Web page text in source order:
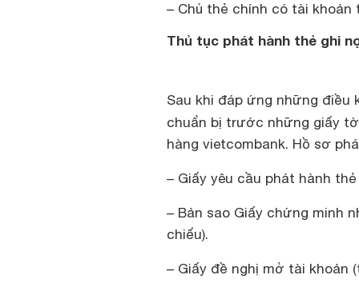
– Chủ thẻ chính có tài
Thủ tục phát hành thẻ ghi
Sau khi đáp ứng những điều
chuẩn bị trước những giấy
hàng vietcombank. Hồ sơ
– Giấy yêu cầu phát hành
– Bản sao Giấy chứng minh
chiếu).
– Giấy đề nghị mở tài khoản